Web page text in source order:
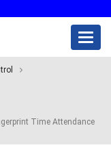
Time Attendance